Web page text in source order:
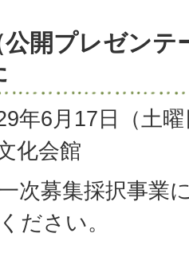
開プレゼンテ
年6月17日（土
化会館
次募集採択事業
ださい。